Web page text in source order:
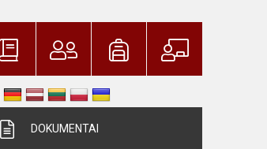
DOKUMENTAI